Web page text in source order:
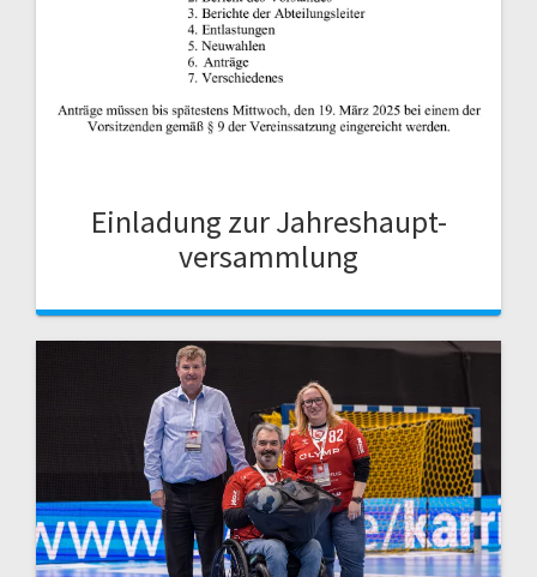
Einladung zur Jahreshaupt-
versammlung